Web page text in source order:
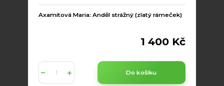
Axamitová Maria: Anděl strážný (zlatý rámeček)
1 400 Kč
Do košíku